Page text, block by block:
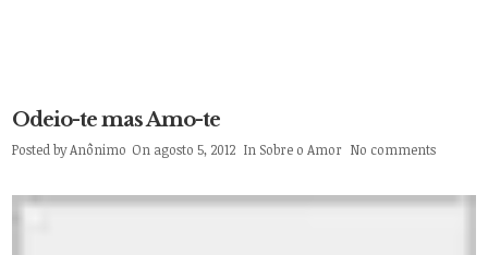
Odeio-te mas Amo-te
Posted byAnônimo On agosto 5, 2012 In Sobre o Amor No comments